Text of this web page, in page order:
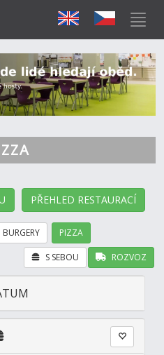
PŘEHLED RESTAURACÍ
BURGERY PIZZA
ROZVOZ
S SEBOU